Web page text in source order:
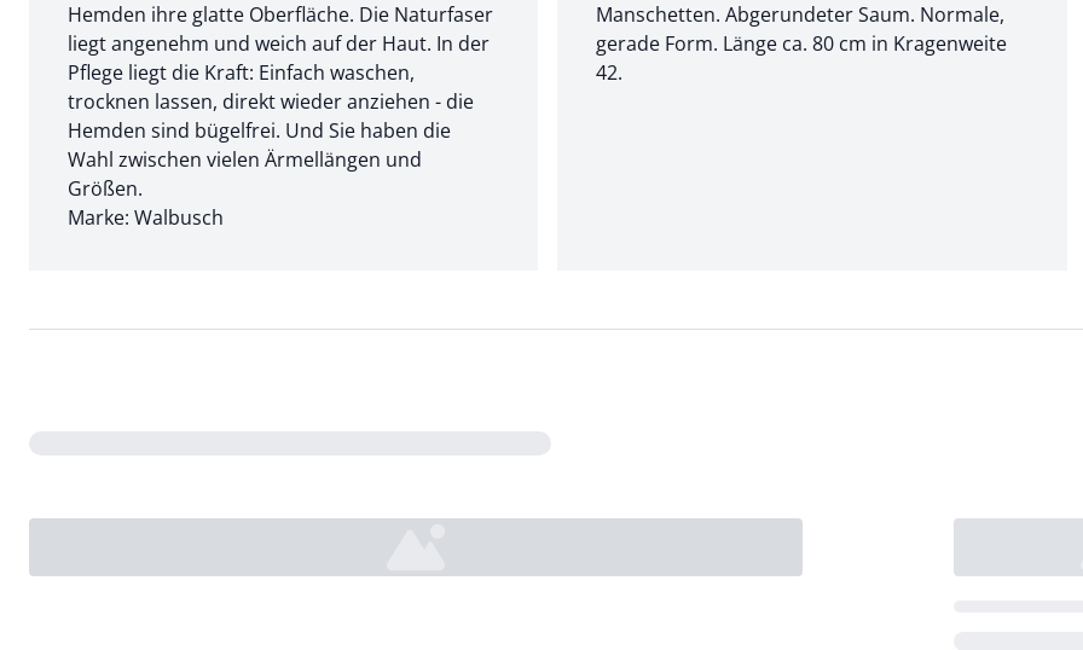
Hemden ihre glatte Oberfläche. Die Naturfaser
liegt angenehm und weich auf der Haut. In der
Pflege liegt die Kraft: Einfach waschen,
trocknen lassen, direkt wieder anziehen - die
Hemden sind bügelfrei. Und Sie haben die
Wahl zwischen vielen Ärmellängen und
Größen.
Marke: Walbusch
Manschetten. Abgerundeter Saum. Normale,
gerade Form. Länge ca. 80 cm in Kragenweite
42.